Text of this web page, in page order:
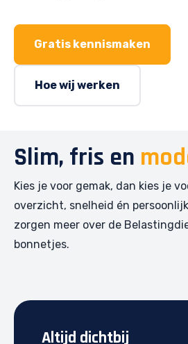
Gratis kennismaken
Hoe wij werken
Slim, fris en
Kies je voor gemak, dan kies je
overzicht, snelheid én
zorgen meer over de
bonnetjes.
Altijd dichtbij